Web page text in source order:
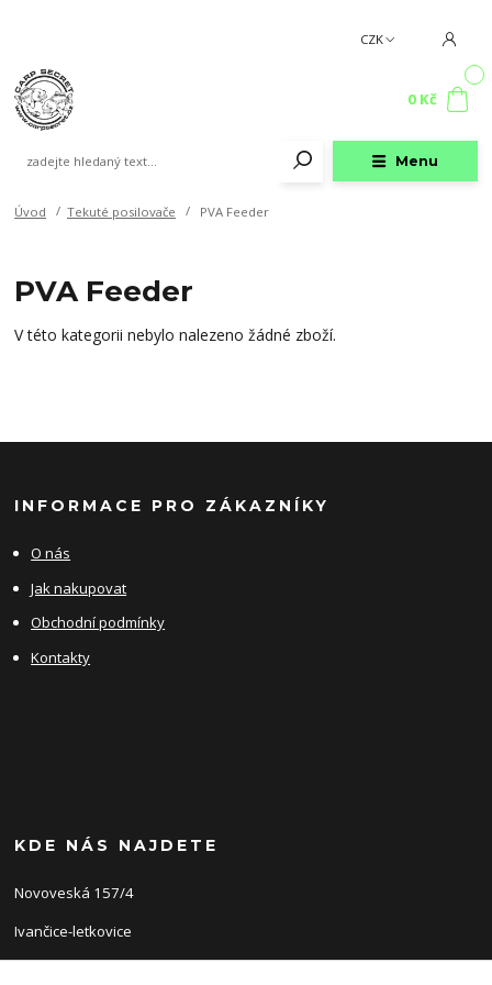
Menu
CZK
0 Kč
Úvod Tekuté posilovače PVA Feeder
PVA Feeder
V této kategorii nebylo nalezeno žádné zboží.
INFORMACE PRO ZÁKAZNÍKY
O nás
Jak nakupovat
Obchodní podmínky
Kontakty
KDE NÁS NAJDETE
Novoveská 157/4
Ivančice-letkovice